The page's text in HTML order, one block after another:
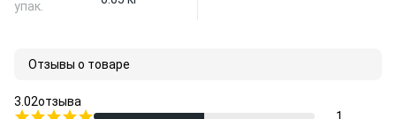
упак.
Отзывы о товаре
3.02отзыва